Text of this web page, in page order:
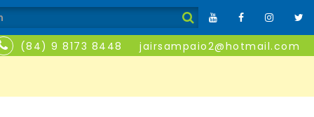
(84) 9 8173 8448 jairsampaio2@hotmail.com